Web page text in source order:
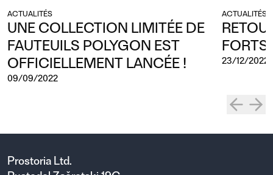
ACTUALITÉS
UNE COLLECTION LIMITÉE DE
FAUTEUILS POLYGON EST
OFFICIELLEMENT LANCÉE !
09/09/2022
ACTUALITÉS
FORTS
23/12/2022
Prostoria Ltd.